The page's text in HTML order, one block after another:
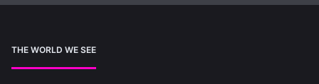
THE WORLD WE SEE